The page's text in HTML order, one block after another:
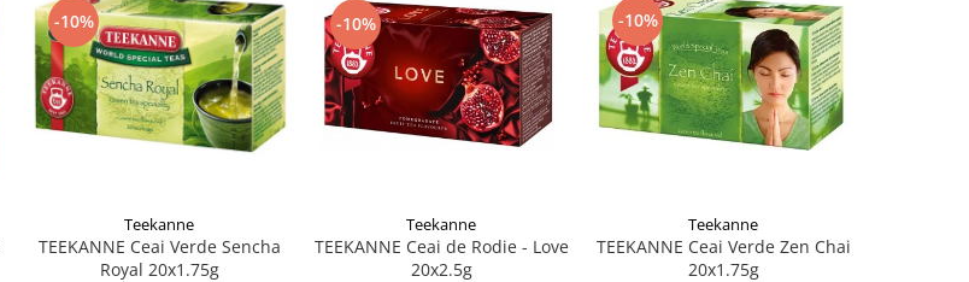
-10%
Teekanne
TEEKANNE Ceai Verde Sencha
Royal 20x1.75g
-10%
Teekanne
TEEKANNE Ceai de Rodie - Love
20x2.5g
-10%
Teekanne
TEEKANNE Ceai Verde Zen Chai
20x1.75g